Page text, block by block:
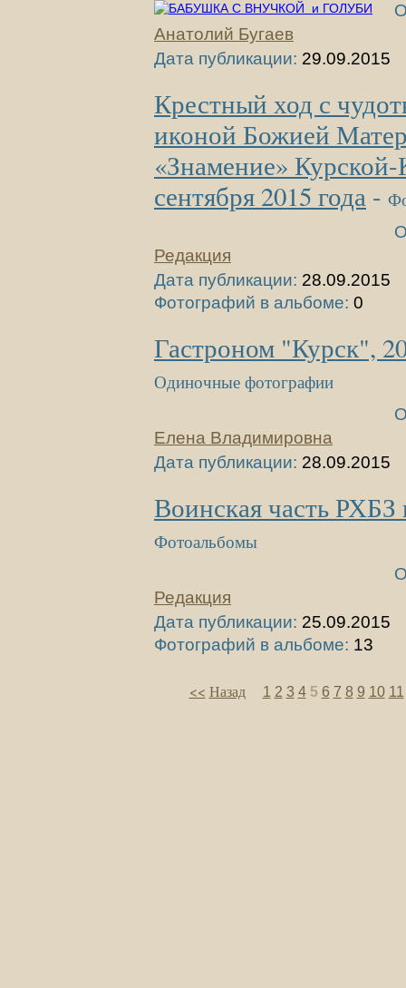
Анатолий Бугаев
Дата публикации: 29.09.2015
Крестный ход с
иконой Божией
«Знамение»
сентября 2015 года -
Редакция
Дата публикации: 28.09.2015
Фотографий в альбоме: 0
Гастроном "Курск",
Одиночные фотографии
Елена Владимировна
Дата публикации: 28.09.2015
Воинская часть РХБЗ
Фотоальбомы
Редакция
Дата публикации: 25.09.2015
Фотографий в альбоме: 13
<< Назад 1 2 3 4 5 6 7 8 9 10 11